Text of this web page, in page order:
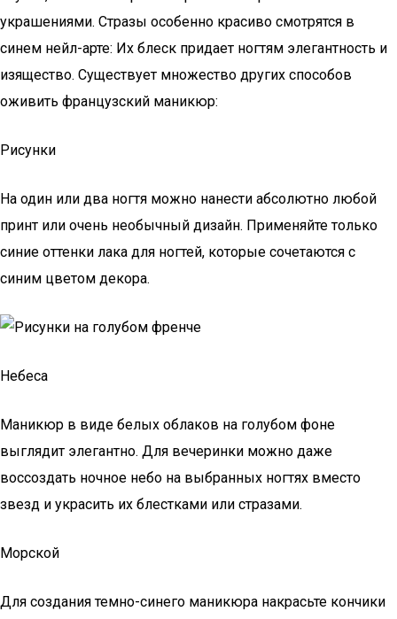
украшениями. Стразы особенно красиво смотрятся в
синем нейл-арте: Их блеск придает ногтям элегантность и
изящество. Существует множество других способов
оживить французский маникюр:
Рисунки
На один или два ногтя можно нанести абсолютно любой
принт или очень необычный дизайн. Применяйте только
синие оттенки лака для ногтей, которые сочетаются с
синим цветом декора.
Небеса
Маникюр в виде белых облаков на голубом фоне
выглядит элегантно. Для вечеринки можно даже
воссоздать ночное небо на выбранных ногтях вместо
звезд и украсить их блестками или стразами.
Морской
Для создания темно-синего маникюра накрасьте кончики